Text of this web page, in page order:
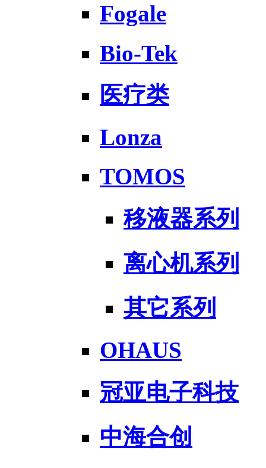
Fogale
Bio-Tek
医疗类
Lonza
TOMOS
移液器系列
离心机系列
其它系列
OHAUS
冠亚电子科技
中海合创